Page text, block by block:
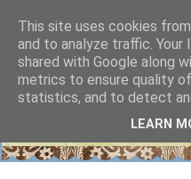
This site uses cookies
and to analyze traffic. Your
shared with Google along
metrics to ensure quality
statistics, and to detect
LEARN